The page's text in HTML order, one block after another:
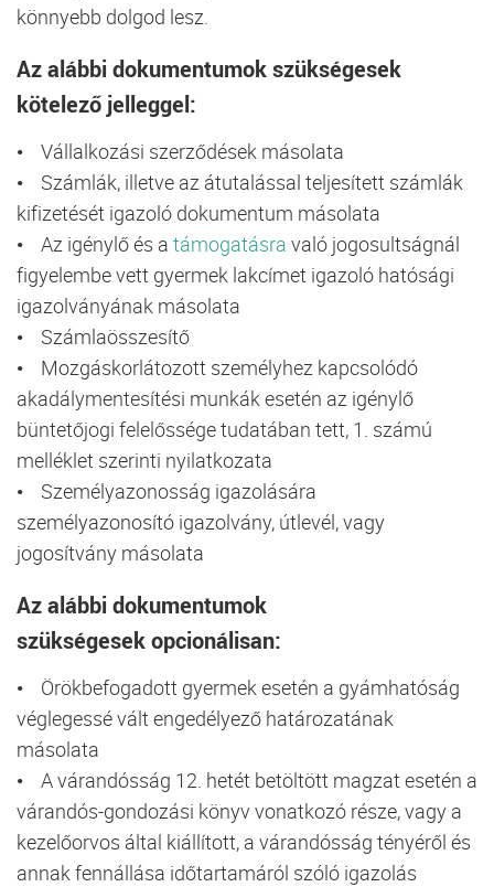
könnyebb dolgod lesz.
Az alábbi dokumentumok szükségesek
kötelező jelleggel:
• Vállalkozási szerződések másolata
• Számlák, illetve az átutalással teljesített számlák
kifizetését igazoló dokumentum másolata
• Az igénylő és a támogatásra való jogosultságnál
figyelembe vett gyermek lakcímet igazoló hatósági
igazolványának másolata
• Számlaösszesítő
• Mozgáskorlátozott személyhez kapcsolódó
akadálymentesítési munkák esetén az igénylő
büntetőjogi felelőssége tudatában tett, 1. számú
melléklet szerinti nyilatkozata
• Személyazonosság igazolására
személyazonosító igazolvány, útlevél, vagy
jogosítvány másolata
Az alábbi dokumentumok
szükségesekopcionálisan:
• Örökbefogadott gyermek esetén a gyámhatóság
véglegessé vált engedélyező határozatának
másolata
• A várandósság 12. hetét betöltött magzat esetén a
várandós-gondozási könyv vonatkozó része, vagy a
kezelőorvos által kiállított, a várandósság tényéről és
annak fennállása időtartamáról szóló igazolás